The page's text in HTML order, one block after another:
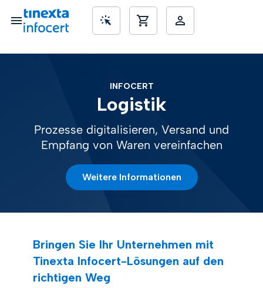
INFOCERT
Logistik
Prozesse digitalisieren, Versand und
Empfang von Waren vereinfachen
Weitere Informationen
Bringen Sie Ihr Unternehmen mit
Tinexta Infocert-Lösungen auf den
richtigen Weg